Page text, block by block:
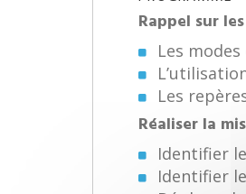
Rappel sur
Les
Les
Réaliser la
Identifier
Identifier